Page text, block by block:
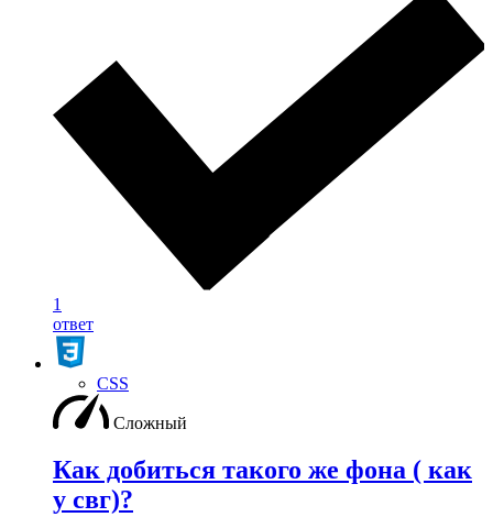
1
ответ
CSS
Сложный
Как добиться такого же фона ( как
у свг)?